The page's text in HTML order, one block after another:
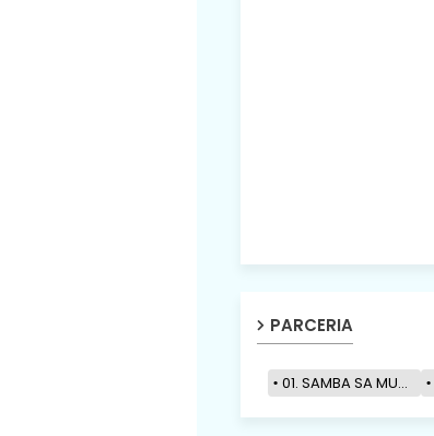
PARCERIA
01. SAMBA SA MUZIK